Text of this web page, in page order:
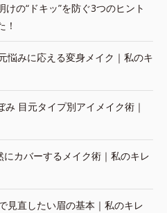
の“ドキッ”を防ぐ3つのヒント
！
悩みに応える変身メイク｜私のキ
目元タイプ別アイメイク術｜
カバーするメイク術｜私のキレ
見直したい眉の基本｜私のキレ